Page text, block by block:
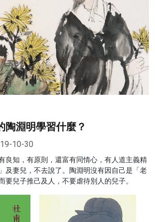
陶淵明學習什麼？
10-30
良知，有原則，還富有同情心，有人道主義精
及妻兒，不去說了。陶淵明沒有因自己是「老
要兒子推己及人，不要虐待別人的兒子。